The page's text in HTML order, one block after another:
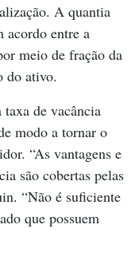
A quantia
acordo entre a
meio de fração da
do ativo.
de vacância
modo a tornar o
“As vantagens e
são cobertas pelas
“Não é suficiente
que possuem